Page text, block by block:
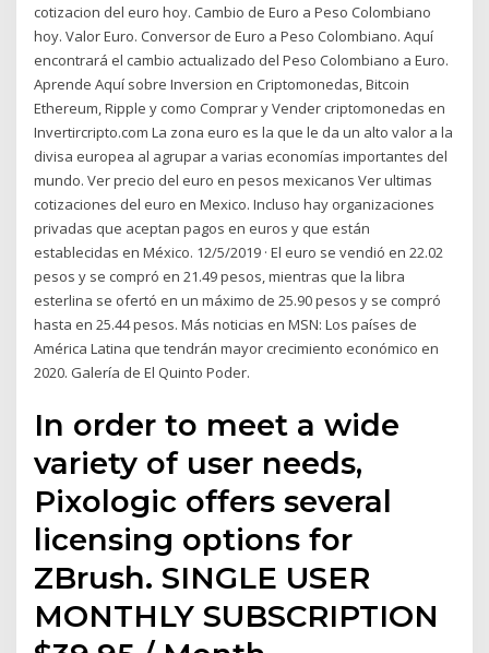
cotizacion del euro hoy. Cambio de Euro a Peso Colombiano
hoy. Valor Euro. Conversor de Euro a Peso Colombiano. Aquí
encontrará el cambio actualizado del Peso Colombiano a Euro.
Aprende Aquí sobre Inversion en Criptomonedas, Bitcoin
Ethereum, Ripple y como Comprar y Vender criptomonedas en
Invertircripto.com La zona euro es la que le da un alto valor a la
divisa europea al agrupar a varias economías importantes del
mundo. Ver precio del euro en pesos mexicanos Ver ultimas
cotizaciones del euro en Mexico. Incluso hay organizaciones
privadas que aceptan pagos en euros y que están
establecidas en México. 12/5/2019 · El euro se vendió en 22.02
pesos y se compró en 21.49 pesos, mientras que la libra
esterlina se ofertó en un máximo de 25.90 pesos y se compró
hasta en 25.44 pesos. Más noticias en MSN: Los países de
América Latina que tendrán mayor crecimiento económico en
2020. Galería de El Quinto Poder.
In order to meet a wide
variety of user needs,
Pixologic offers several
licensing options for
ZBrush. SINGLE USER
MONTHLY SUBSCRIPTION